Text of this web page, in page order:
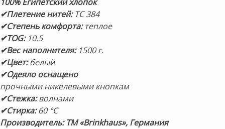
✔Плетение нитей:TC 384
✔Степень комфорта:теплое
✔TOG:10.5
✔Вес наполнителя:1500 г.
✔Цвет:белый
✔Одеяло оснащено
прочными никелевыми кнопкам
✔Стежка:волнами
✔Стирка:60 °C
Производитель: ТМ «Brinkhaus», Германия